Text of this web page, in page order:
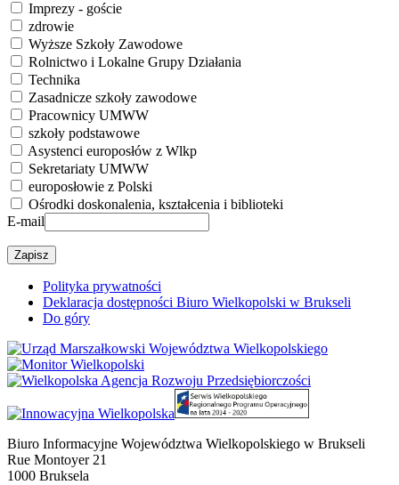
Imprezy - goście
zdrowie
Wyższe Szkoły Zawodowe
Rolnictwo i Lokalne Grupy Działania
Technika
Zasadnicze szkoły zawodowe
Pracownicy UMWW
szkoły podstawowe
Asystenci europosłów z Wlkp
Sekretariaty UMWW
europosłowie z Polski
Ośrodki doskonalenia, kształcenia i biblioteki
E-mail
Polityka prywatności
Deklaracja dostępności Biuro Wielkopolski w Brukseli
Do góry
Biuro Informacyjne Województwa Wielkopolskiego w Brukseli
Rue Montoyer 21
1000 Bruksela